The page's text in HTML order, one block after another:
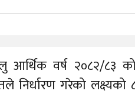
वर्ष २०८२/८३
गरेको लक्ष्यको